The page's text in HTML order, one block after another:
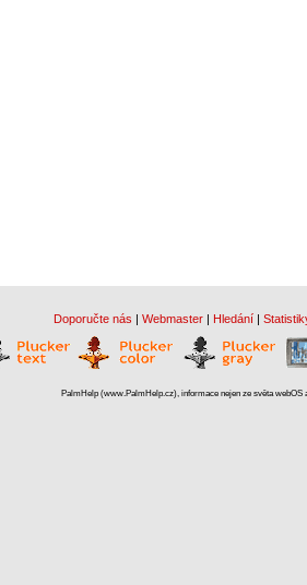
Doporučte nás | Webmaster | Hledání |
PalmHelp (www.PalmHelp.cz), informace nejen ze světa